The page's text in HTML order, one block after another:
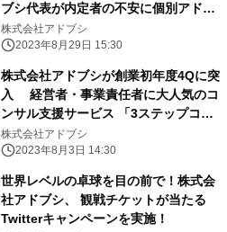
ブシ代表が内定者の不安に個別アドバ
イス
株式会社アドブシ
2023年8月29日 15:30
株式会社アドブシが創業初年度4Qに突
入 経営者・事業責任者に大人気のコ
ンサル支援サービス 「3ステップコン
サルティング」から、 特別プラン
『Chat de 壁打ち』が新登場
株式会社アドブシ
2023年8月3日 14:30
世界レベルの卓球を目の前で！株式会
社アドブシ、 観戦チケットが当たる
Twitterキャンペーンを実施！